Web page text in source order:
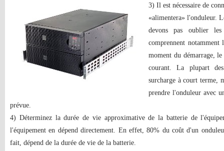
3) Il est nécessaire de
«alimentera» l'onduleur.
devons pas oublier les
comprennent
moment du démarrage,
courant. La plupart
surcharge à court terme,
prendre l'onduleur avec
prévue.
4) Déterminez la durée de vie approximative de la batterie de
l'équipement en dépend directement. En effet, 80% du coût d'un
fait, dépend de la durée de vie de la batterie.